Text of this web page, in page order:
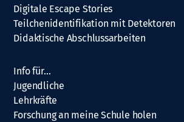
Digitale Escape Stories
Teilchenidentifikation mit Detektoren
Didaktische Abschlussarbeiten
Info für…
Jugendliche
Lehrkräfte
Forschung an meine Schule holen